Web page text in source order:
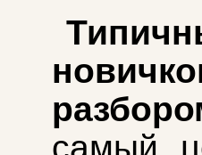
самый